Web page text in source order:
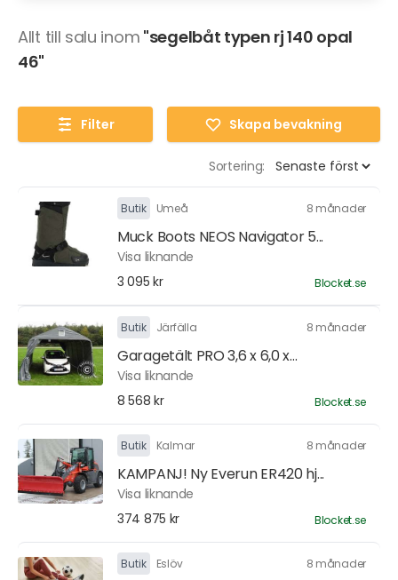
Allt till salu inom "segelbåt typen rj 140 opal
46"
Filter Skapa bevakning
Sortering:
Butik Umeå 8 månader
Muck Boots NEOS Navigator 5...
Visa liknande
3 095 kr
Blocket.se
Butik Järfälla 8 månader
Garagetält PRO 3,6 x 6,0 x...
Visa liknande
8 568 kr
Blocket.se
Butik Kalmar 8 månader
KAMPANJ! Ny Everun ER420 hj...
Visa liknande
374 875 kr
Blocket.se
Butik Eslöv 8 månader